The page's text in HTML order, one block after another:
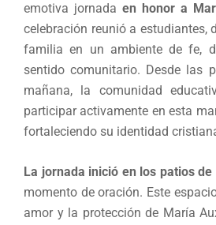
emotiva jornada en honor a
celebración reunió a estudiantes,
familia en un ambiente de fe,
sentido comunitario. Desde las
mañana, la comunidad
participar activamente en esta
fortaleciendo su identidad
La jornada inició en los patios
momento de oración. Este
amor y la protección de María